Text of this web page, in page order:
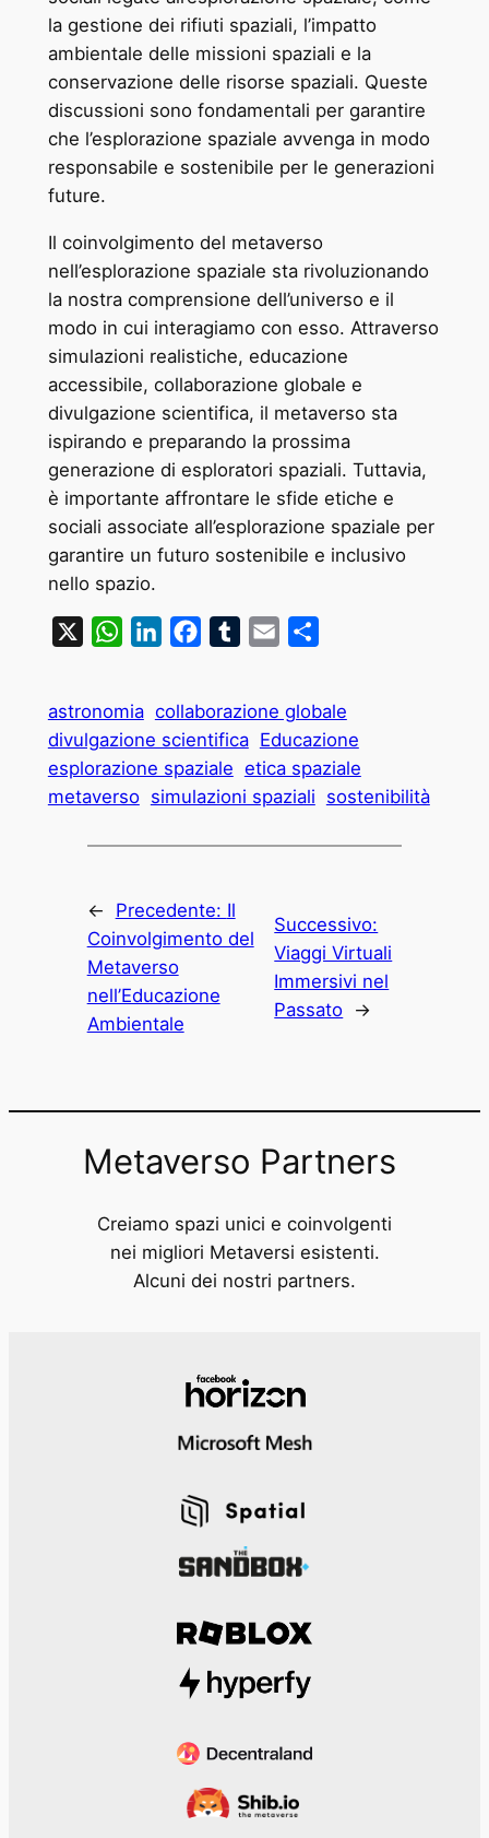
la gestione dei rifiuti spaziali, l’impatto
ambientale delle missioni spaziali e la
conservazione delle risorse spaziali. Queste
discussioni sono fondamentali per garantire
che l’esplorazione spaziale avvenga in modo
responsabile e sostenibile per le generazioni
future.
Il coinvolgimento del metaverso
nell’esplorazione spaziale sta rivoluzionando
la nostra comprensione dell’universo e il
modo in cui interagiamo con esso. Attraverso
simulazioni realistiche, educazione
accessibile, collaborazione globale e
divulgazione scientifica, il metaverso sta
ispirando e preparando la prossima
generazione di esploratori spaziali. Tuttavia,
è importante affrontare le sfide etiche e
sociali associate all’esplorazione spaziale per
garantire un futuro sostenibile e inclusivo
nello spazio.
WhatsAppLinkedInFacebookTumblrEmail
astronomia collaborazione globale
divulgazione scientifica Educazione
esplorazione spaziale etica spaziale
metaverso simulazioni spaziali sostenibilità
← Precedente: Il
Coinvolgimento del
Metaverso
nell’Educazione
Ambientale
Successivo:
Viaggi Virtuali
Immersivi nel
Passato →
Metaverso Partners
Creiamo spazi unici e coinvolgenti
nei migliori Metaversi esistenti.
Alcuni dei nostri partners.